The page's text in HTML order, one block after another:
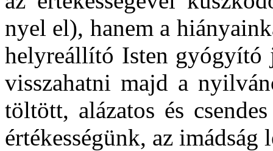
nyel el), hanem a
helyreállító Isten gyógyító
visszahatni majd a
töltött, alázatos és
értékességünk, az imádság